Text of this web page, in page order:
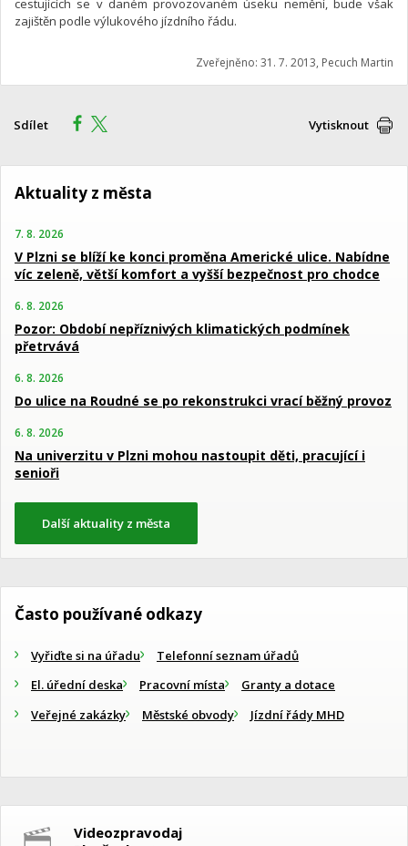
cestujících se v daném provozovaném úseku nemění, bude však
zajištěn podle výlukového jízdního řádu.
Zveřejněno: 31. 7. 2013, Pecuch Martin
Sdílet Vytisknout
Aktuality z města
7. 8. 2026
V Plzni se blíží ke konci proměna Americké ulice. Nabídne
víc zeleně, větší komfort a vyšší bezpečnost pro chodce
6. 8. 2026
Pozor: Období nepříznivých klimatických podmínek
přetrvává
6. 8. 2026
Do ulice na Roudné se po rekonstrukci vrací běžný provoz
6. 8. 2026
Na univerzitu v Plzni mohou nastoupit děti, pracující i
senioři
Další aktuality z města
Často používané odkazy
Vyřiďte si na úřadu
Telefonní seznam úřadů
El. úřední deska
Pracovní místa
Granty a dotace
Veřejné zakázky
Městské obvody Jízdní řády MHD
Videozpravodaj